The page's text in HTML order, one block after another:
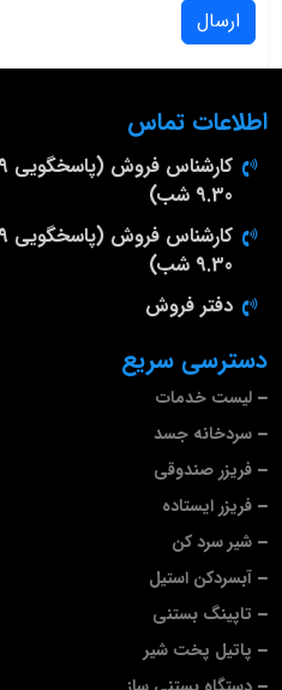
ارسال
دسترسی سریع
لیست خدمات
سردخانه جسد
فریزر صندوقی
فریزر ایستاده
شیر سرد کن
آبسردکن استیل
تاپینگ بستنی
پاتیل پخت شیر
اطلاعات تماس
9.30 شب)
9.30 شب)
دفتر فروش